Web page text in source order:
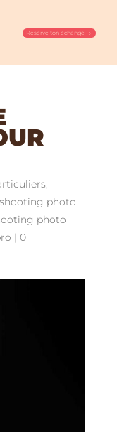
Réserve ton échange
,
shooting photo
photo
| 0